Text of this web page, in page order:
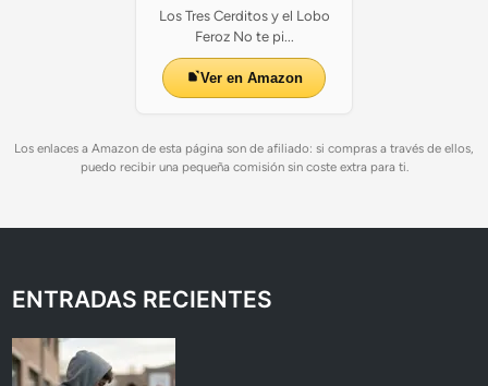
Los Tres Cerditos y el Lobo
Feroz No te pi...
Ver en Amazon
Los enlaces a Amazon de esta página son de afiliado: si compras a través de ellos,
puedo recibir una pequeña comisión sin coste extra para ti.
ENTRADAS RECIENTES